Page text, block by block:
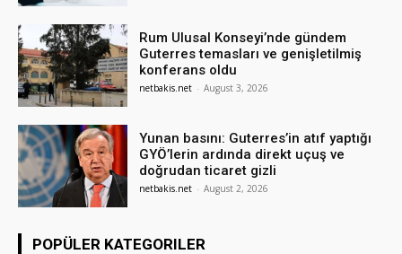
Rum Ulusal Konseyi’nde gündem
Guterres temasları ve genişletilmiş
konferans oldu
netbakis.net - August 3, 2026
Yunan basını: Guterres’in atıf yaptığı
GYÖ’lerin ardında direkt uçuş ve
doğrudan ticaret gizli
netbakis.net - August 2, 2026
POPÜLER KATEGORILER